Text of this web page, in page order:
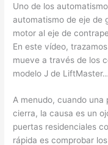
Uno de los
automatismo de eje de
motor al eje de
En este vídeo,
mueve a través de los
modelo J de
A menudo, cuando una
cierra, la causa es un
puertas residenciales
rápida es comprobar